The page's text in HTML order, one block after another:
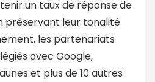
un taux de réponse de
préservant leur tonalité
les partenariats
avec Google,
et plus de 10 autres